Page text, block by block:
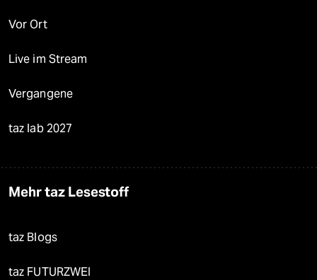
Vor Ort
Live im Stream
Vergangene
taz lab 2027
Mehr taz Lesestoff
taz Blogs
taz FUTURZWEI